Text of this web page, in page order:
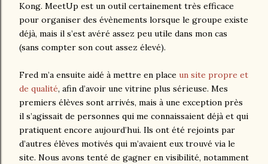
Kong. MeetUp est un outil certainement très efficace
pour organiser des évènements lorsque le groupe existe
déjà, mais il s’est avéré assez peu utile dans mon cas
(sans compter son cout assez élevé).
Fred m’a ensuite aidé à mettre en place un site propre et
de qualité, afin d’avoir une vitrine plus sérieuse. Mes
premiers élèves sont arrivés, mais à une exception près
il s’agissait de personnes qui me connaissaient déjà et qui
pratiquent encore aujourd’hui. Ils ont été rejoints par
d’autres élèves motivés qui m’avaient eux trouvé via le
site. Nous avons tenté de gagner en visibilité, notamment